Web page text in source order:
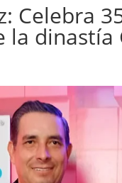
Celebra
la dinastía